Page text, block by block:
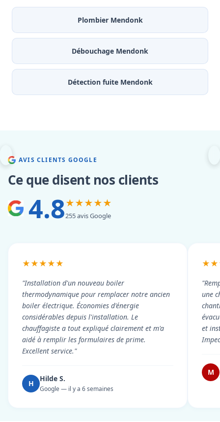
Plombier Mendonk
Débouchage Mendonk
Détection fuite Mendonk
AVIS CLIENTS GOOGLE
Ce que disent nos clients
4.8★★★★★
255 avis Google
★★★★★
"Installation d'un nouveau boiler
thermodynamique pour remplacer notre ancien
boiler électrique. Économies d'énergie
considérables depuis l'installation. Le
chauffagiste a tout expliqué clairement et m'a
aidé à remplir les formulaires de prime.
Excellent service."
H
Hilde S.
Google — il y a 6 semaines
une
et
M